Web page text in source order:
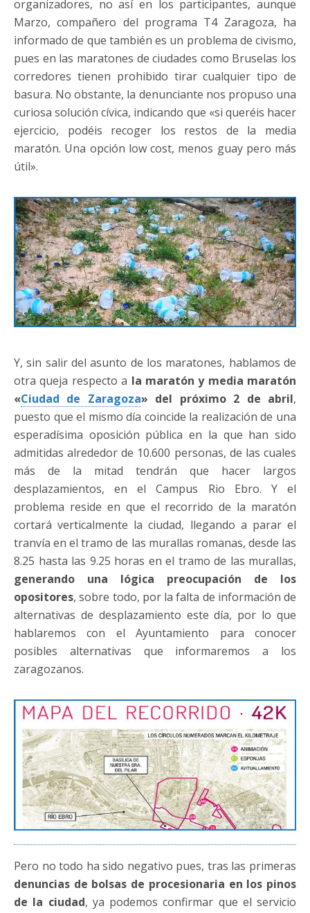
organizadores, no así en los participantes, aunque
Marzo, compañero del programa T4 Zaragoza, ha
informado de que también es un problema de civismo,
pues en las maratones de ciudades como Bruselas los
corredores tienen prohibido tirar cualquier tipo de
basura. No obstante, la denunciante nos propuso una
curiosa solución cívica, indicando que «si queréis hacer
ejercicio, podéis recoger los restos de la media
maratón. Una opción low cost, menos guay pero más
útil».
Y, sin salir del asunto de los maratones, hablamos de
otra queja respecto a la maratón y media maratón
«Ciudad de Zaragoza» del próximo 2 de abril,
puesto que el mismo día coincide la realización de una
esperadísima oposición pública en la que han sido
admitidas alrededor de 10.600 personas, de las cuales
más de la mitad tendrán que hacer largos
desplazamientos, en el Campus Rio Ebro. Y el
problema reside en que el recorrido de la maratón
cortará verticalmente la ciudad, llegando a parar el
tranvía en el tramo de las murallas romanas, desde las
8.25 hasta las 9.25 horas en el tramo de las murallas,
generando una lógica preocupación de los
opositores, sobre todo, por la falta de información de
alternativas de desplazamiento este día, por lo que
hablaremos con el Ayuntamiento para conocer
posibles alternativas que informaremos a los
zaragozanos.
Pero no todo ha sido negativo pues, tras las primeras
denuncias de bolsas de procesionaria en los pinos
de la ciudad, ya podemos confirmar que el servicio